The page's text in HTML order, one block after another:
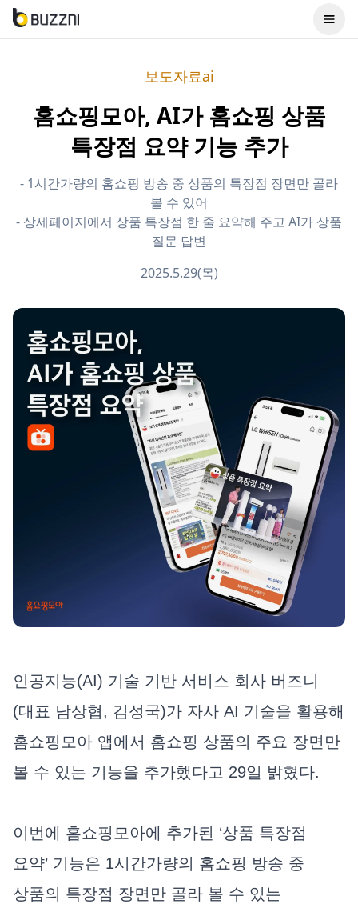
보도자료ai
홈쇼핑모아, AI가 홈쇼핑 상품
특장점 요약 기능 추가
- 1시간가량의 홈쇼핑 방송 중 상품의 특장점 장면만 골라
볼 수 있어
- 상세페이지에서 상품 특장점 한 줄 요약해 주고 AI가 상품
질문 답변
2025.5.29(목)
인공지능(AI) 기술 기반 서비스 회사 버즈니
(대표 남상협, 김성국)가 자사 AI 기술을 활용해
홈쇼핑모아 앱에서 홈쇼핑 상품의 주요 장면만
볼 수 있는 기능을 추가했다고 29일 밝혔다.
이번에 홈쇼핑모아에 추가된 ‘상품 특장점
요약’ 기능은 1시간가량의 홈쇼핑 방송 중
상품의 특장점 장면만 골라 볼 수 있는